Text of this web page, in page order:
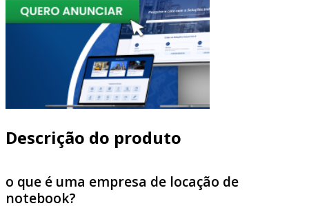
Descrição do produto
o que é uma empresa de locação de
notebook?